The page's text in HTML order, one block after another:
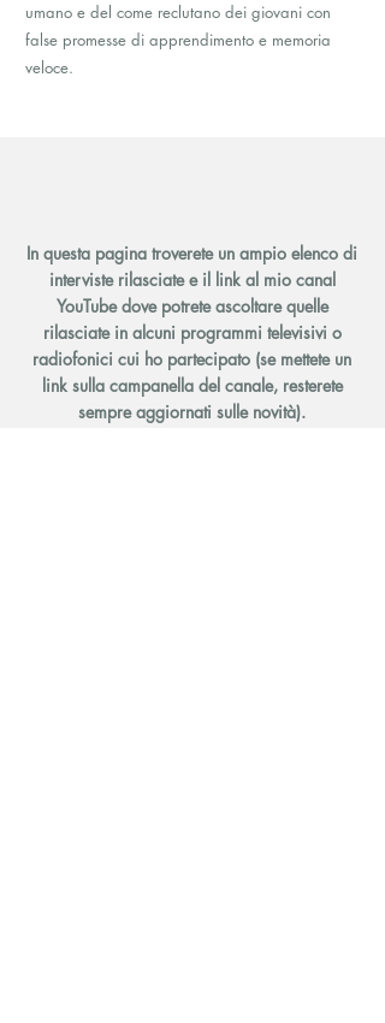
umano e del come reclutano dei giovani con
false promesse di apprendimento e memoria
veloce.
In questa pagina troverete un ampio elenco di
interviste rilasciate e il link al mio canal
YouTubedove potrete ascoltare quelle
rilasciate in alcuni programmi televisivi o
radiofonici cui ho partecipato (se mettete un
link sulla campanella del canale, resterete
sempre aggiornati sulle novità).